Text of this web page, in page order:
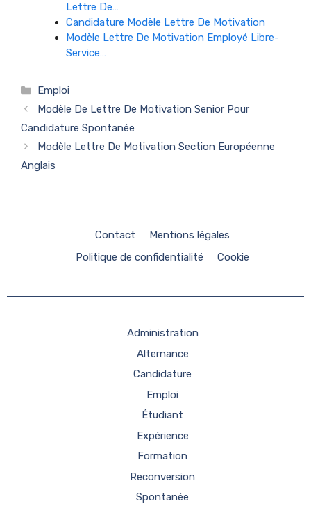
Lettre De…
Candidature Modèle Lettre De Motivation
Modèle Lettre De Motivation Employé Libre-
Service…
Catégories
Emploi
Modèle De Lettre De Motivation Senior Pour
Candidature Spontanée
Modèle Lettre De Motivation Section Européenne
Anglais
Contact
Mentions légales
Politique de confidentialité
Cookie
Administration
Alternance
Candidature
Emploi
Étudiant
Expérience
Formation
Reconversion
Spontanée